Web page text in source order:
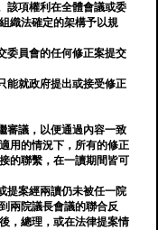
該項權利在全體會議或委
織法確定的架構予以規
委員會的任何修正案提交
能就政府提出或接受修正
審議，以便通過內容一致
用的情況下，所有的修正
的聯繫，在一讀期間皆可
提案經兩讀仍未被任一院
兩院議長會議的聯合反
，總理，或在法律提案情